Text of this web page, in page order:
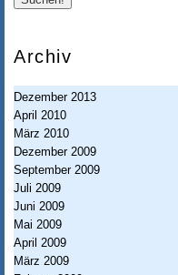
c
h
t
u
n
g
I
n
f
Archiv
Dezember 2013
April 2010
März 2010
Dezember 2009
September 2009
Juli 2009
Juni 2009
Mai 2009
April 2009
März 2009